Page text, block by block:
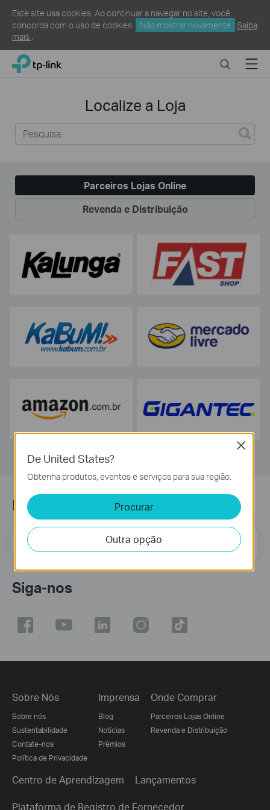
Este site usa cookies. Ao continuar a navegar no site, você
concorda com o uso de cookies.
Não mostrar novamente
Saiba
mais
ClickTP-Link, Reliably Smart SearchMenu
Localize a Loja
Parceiros Lojas Online
Revenda e Distribuição
Newsletter
Endereço de correio eletrónico Inscreva-se
Siga-nos
Sobre Nós
Sobre nós
Sustentabilidade
Contate-nos
Política de Privacidade
Imprensa
Blog
Notícias
Prêmios
Onde Comprar
Parceiros Lojas Online
Revenda e Distribuição
Centro de Aprendizagem Lançamentos
Plataforma de Registro de Fornecedor
De United States?
Obtenha produtos, eventos e serviços para sua região.
Procurar
Outra opção
Close